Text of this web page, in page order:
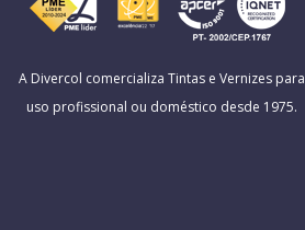
A Divercol comercializa Tintas e Vernizes para
uso profissional ou doméstico desde 1975.